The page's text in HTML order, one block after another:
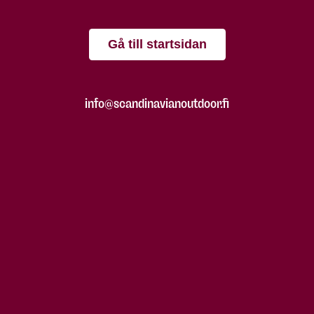
Gå till startsidan
info@scandinavianoutdoor.fi